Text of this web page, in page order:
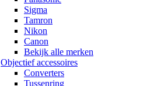
Sigma
Tamron
Nikon
Canon
Bekijk alle merken
Objectief accessoires
Converters
Tussenring